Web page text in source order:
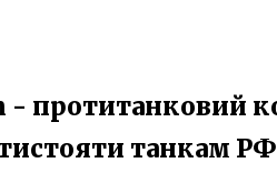
- протитанковий
танкам РФ